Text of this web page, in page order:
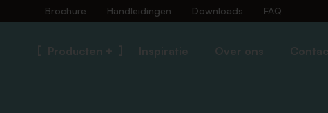
Brochure Handleidingen Downloads FAQ
Producten + Inspiratie Over ons